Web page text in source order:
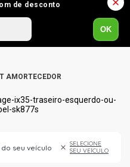
de desconto
OK
AMORTECEDOR
do seu veículo
SELECIONE
SEU VEÍCULO